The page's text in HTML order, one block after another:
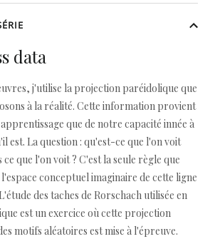
data
j'utilise la projection paréidolique que
à la réalité. Cette information provient
que de notre capacité innée à
est. La question : qu'est-ce que l'on voit
ce que l'on voit ? C'est la seule règle que
conceptuel imaginaire de cette ligne
des taches de Rorschach utilisée en
est un exercice où cette projection
motifs aléatoires est mise à l'épreuve.